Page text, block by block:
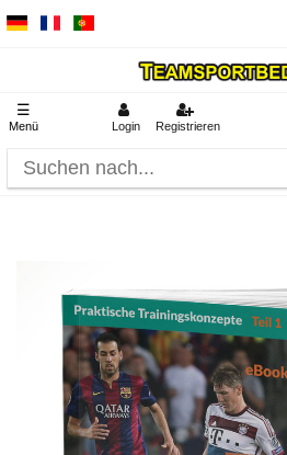
☰
Menü Login Registrieren